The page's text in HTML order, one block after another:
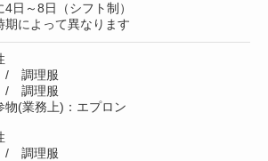
4日～8日（シフト制）
によって異なります
調理服
調理服
物(業務上)：エプロン
調理服